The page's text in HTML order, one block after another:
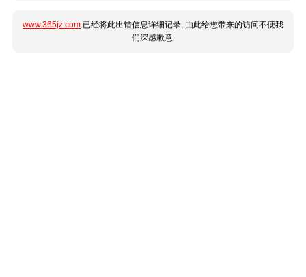
www.365jz.com 已经将此出错信息详细记录, 由此给您带来的访问不便我
们深感歉意.